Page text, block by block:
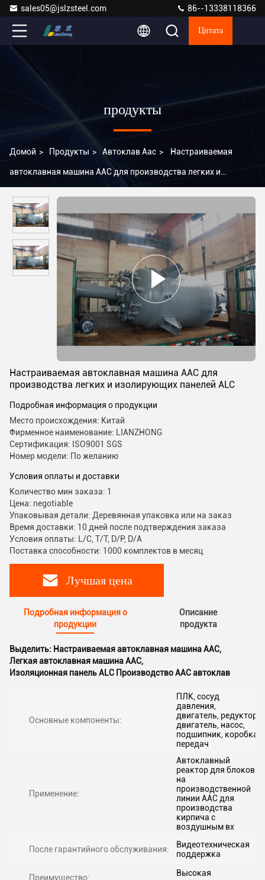
sales05@jslzsteel.com 86--13338118366
Цитата
продукты
Домой > Продукты > Автоклав Aac > Настраиваемая
автоклавная машина AAC для производства легких и
Настраиваемая автоклавная машина AAC для
производства легких и изолирующих панелей ALC
Подробная информация о продукции
Место происхождения: Китай
Фирменное наименование: LIANZHONG
Сертификация: ISO9001 SGS
Номер модели: По желанию
Условия оплаты и доставки
Количество мин заказа: 1
Цена: negotiable
Упаковывая детали: Деревянная упаковка или на заказ
Время доставки: 10 дней после подтверждения заказа
Условия оплаты: L/C, T/T, D/P, D/A
Поставка способности: 1000 комплектов в месяц
Лучшая цена
Подробная информация о
продукции
Описание
продукта
Выделить: Настраиваемая автоклавная машина AAC,
Легкая автоклавная машина AAC,
Изоляционная панель ALC Производство AAC автоклав
Основные компоненты:
ПЛК, сосуд
давления,
двигатель, редуктор,
двигатель, насос,
подшипник, коробка
передач
Применение:
Автоклавный
реактор для блоков
на
производственной
линии AAC для
производства
кирпича с
воздушным вх
После гарантийного обслуживания:
Видеотехническая
поддержка
Преимущество:
Высокая